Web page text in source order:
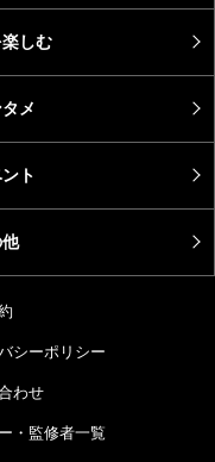
しむ
メ
ト
シーポリシー
わせ
・監修者一覧